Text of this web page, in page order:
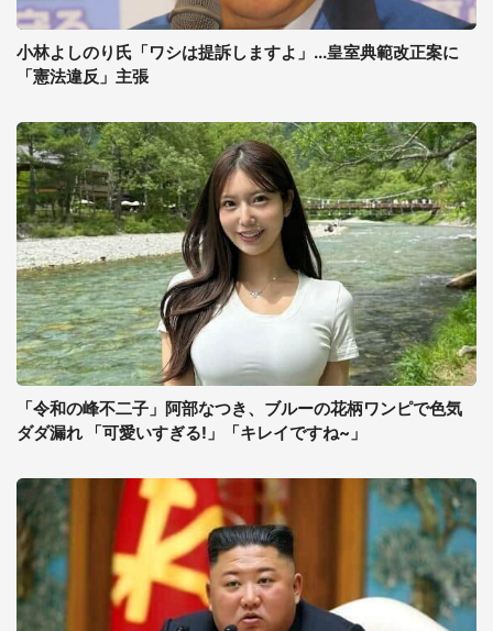
小林よしのり氏「ワシは提訴しますよ」...皇室典範改正案に
「憲法違反」主張
「令和の峰不二子」阿部なつき、ブルーの花柄ワンピで色気
ダダ漏れ 「可愛いすぎる!」「キレイですね~」